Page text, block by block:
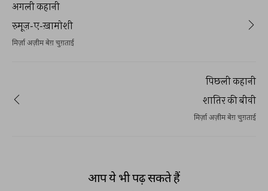
अगली कहानी
रुमूज़-ए-ख़ामोशी
मिर्ज़ा अज़ीम बेग़ चुग़ताई
पिछली कहानी
शातिर की बीवी
मिर्ज़ा अज़ीम बेग़ चुग़ताई
आप ये भी पढ़ सकते हैं